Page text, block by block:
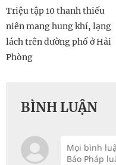
Triệu tập 10 thanh thiếu
niên mang hung khí, lạng
lách trên đường phố ở Hải
Phòng
BÌNH LUẬN